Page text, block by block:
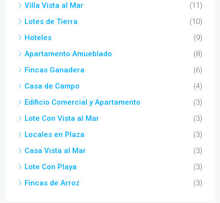
Villa Vista al Mar
(11)
Lotes de Tierra
(10)
Hoteles
(9)
Apartamento Amueblado
(8)
Fincas Ganadera
(6)
Casa de Campo
(4)
Edificio Comercial y Apartamento
(3)
Lote Con Vista al Mar
(3)
Locales en Plaza
(3)
Casa Vista al Mar
(3)
Lote Con Playa
(3)
Fincas de Arroz
(3)